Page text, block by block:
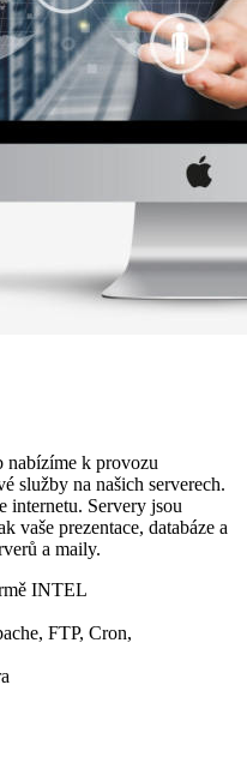
nabízíme k provozu
služby na našich serverech.
internetu. Servery jsou
vaše prezentace, databáze a
a maily.
INTEL
FTP, Cron,